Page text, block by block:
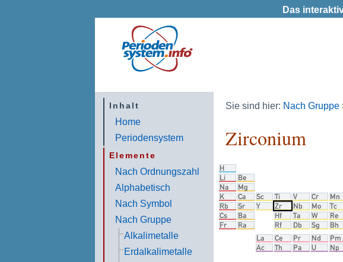
Das
Inhalt
Home
Periodensystem
Elemente
Nach Ordnungszahl
Alphabetisch
Nach Symbol
Nach Gruppe
Alkalimetalle
Erdalkalimetalle
Sie sind hier: Nach Gruppe
Zirconium